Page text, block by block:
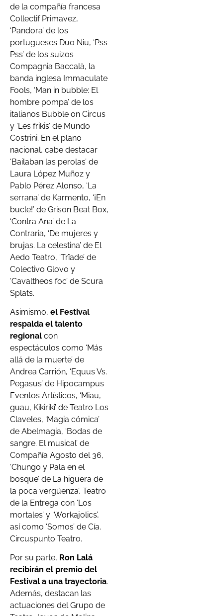
de la compañía francesa
Collectif Primavez,
‘Pandora’ de los
portugueses Duo Niu, ‘Pss
Pss’ de los suizos
Compagnia Baccalà, la
banda inglesa Immaculate
Fools, ‘Man in bubble: El
hombre pompa’ de los
italianos Bubble on Circus
y ‘Les frikis’ de Mundo
Costrini. En el plano
nacional, cabe destacar
‘Bailaban las perolas’ de
Laura López Muñoz y
Pablo Pérez Alonso, ‘La
serrana’ de Karmento, ‘¡En
bucle!’ de Grison Beat Box,
‘Contra Ana’ de La
Contraria, ‘De mujeres y
brujas. La celestina’ de El
Aedo Teatro, ‘Trïade’ de
Colectivo Glovo y
‘Cavaltheos foc’ de Scura
Splats.
Asimismo, el Festival
respalda el talento
regional con
espectáculos como ‘Más
allá de la muerte’ de
Andrea Carrión, ‘Equus Vs.
Pegasus’ de Hipocampus
Eventos Artísticos, ‘Miau,
guau, Kikiriki’ de Teatro Los
Claveles, ‘Magia cómica’
de Abelmagia, ‘Bodas de
sangre. El musical’ de
Compañía Agosto del 36,
‘Chungo y Pala en el
bosque’ de La higuera de
la poca vergüenza’, Teatro
de la Entrega con ‘Los
mortales’ y ‘Workajolics’,
así como ‘Somos’ de Cía.
Circuspunto Teatro.
Por su parte, Ron Lalá
recibirán el premio del
Festival a una trayectoria.
Además, destacan las
actuaciones del Grupo de